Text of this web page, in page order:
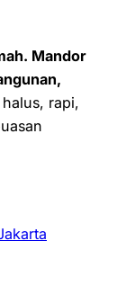
Mandor
rapi,